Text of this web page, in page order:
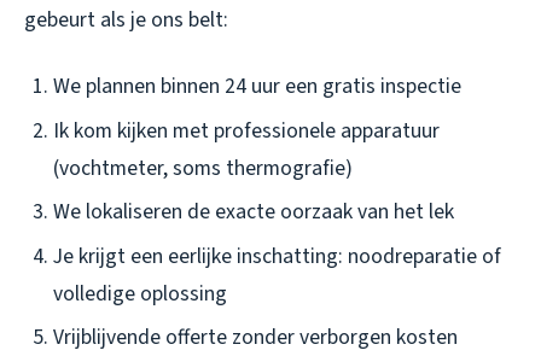
gebeurt als je ons belt:
We plannen binnen 24 uur een gratis inspectie
Ik kom kijken met professionele apparatuur
(vochtmeter, soms thermografie)
We lokaliseren de exacte oorzaak van het lek
Je krijgt een eerlijke inschatting: noodreparatie of
volledige oplossing
Vrijblijvende offerte zonder verborgen kosten